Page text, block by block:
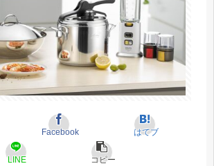
Facebook はてブ
LINE コピー